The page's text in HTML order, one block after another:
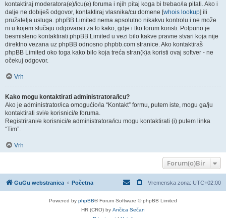
kontaktiraj moderatora(e)/icu(e) foruma i njih pitaj koga bi trebao/la pitati. Ako i
dalje ne dobiješ odgovor, kontaktiraj vlasnika/cu domene [whois lookup] ili
pružatelja usluga. phpBB Limited nema apsolutno nikakvu kontrolu i ne može
ni u kojem slučaju odgovarati za to kako, gdje i tko forum koristi. Potpuno je
besmisleno kontaktirati phpBB Limited u vezi bilo kakve pravne stvari koja nije
direktno vezana uz phpBB odnosno phpbb.com stranice. Ako kontaktiraš
phpBB Limited oko toga kako bilo koja treća stran(k)a koristi ovaj softver - ne
očekuj odgovor.
Vrh
Kako mogu kontaktirati administratora/icu?
Ako je administrator/ica omogućio/la “Kontakt” formu, putem iste, mogu ga/ju
kontaktirati svi/e korisnici/e foruma.
Registrirani/e korisnici/e administratora/icu mogu kontaktirati (i) putem linka
“Tim”.
Vrh
Forum(o)Bir
GuGu webstranica Početna Vremenska zona: UTC+02:00
Powered by phpBB® Forum Software © phpBB Limited
HR (CRO) by Ančica Sečan